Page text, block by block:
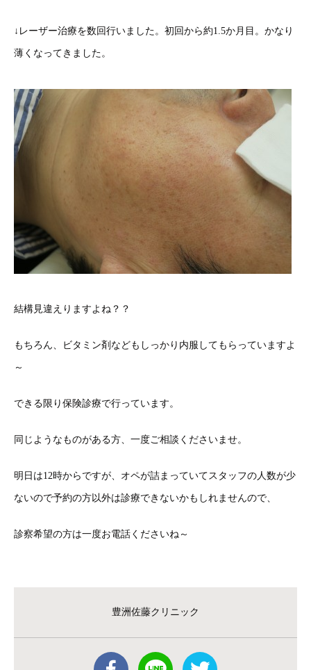
↓レーザー治療を数回行いました。初回から約1.5か月目。かなり
薄くなってきました。
結構見違えりますよね？？
もちろん、ビタミン剤などもしっかり内服してもらっていますよ
～
できる限り保険診療で行っています。
同じようなものがある方、一度ご相談くださいませ。
明日は12時からですが、オペが詰まっていてスタッフの人数が少
ないので予約の方以外は診療できないかもしれませんので、
診察希望の方は一度お電話くださいね～
豊洲佐藤クリニック